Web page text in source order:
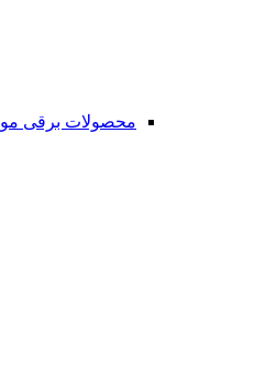
محصولات برقی مو